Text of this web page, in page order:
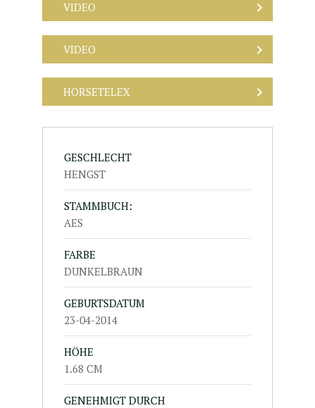
VIDEO
VIDEO
HORSETELEX
GESCHLECHT
HENGST
STAMMBUCH:
AES
FARBE
DUNKELBRAUN
GEBURTSDATUM
23-04-2014
HÖHE
1.68 CM
GENEHMIGT DURCH